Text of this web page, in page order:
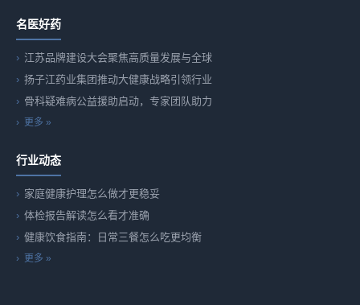
名医好药
江苏品牌建设大会聚焦高质量发展与全球
扬子江药业集团推动大健康战略引领行业
骨科疑难病公益援助启动，专家团队助力
更多 »
行业动态
家庭健康护理怎么做才更稳妥
体检报告解读怎么看才准确
健康饮食指南：日常三餐怎么吃更均衡
更多 »